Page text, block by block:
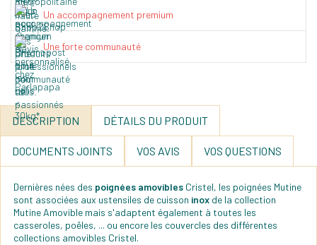
Un accompagnement premium
Une forte communauté
DESCRIPTION DÉTAILS DU PRODUIT
DOCUMENTS JOINTS VOS AVIS VOS QUESTIONS
Dernières nées des poignées amovibles Cristel, les poignées Mutine
sont associées aux ustensiles de cuisson inox de la collection
Mutine Amovible mais s'adaptent également à toutes les
casseroles, poêles, ... ou encore les couvercles des différentes
collections amovibles Cristel.